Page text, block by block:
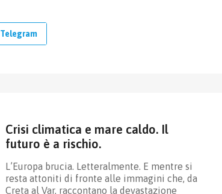
Telegram
Crisi climatica e mare caldo. Il
futuro è a rischio.
L’Europa brucia. Letteralmente. E mentre si
resta attoniti di fronte alle immagini che, da
Creta al Var, raccontano la devastazione